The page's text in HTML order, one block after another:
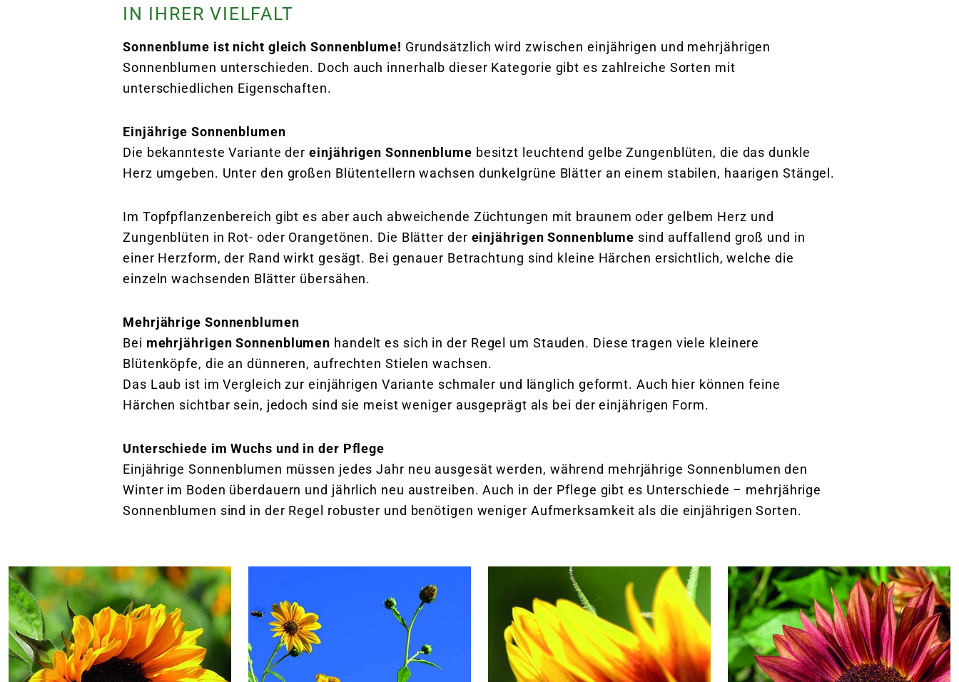
IN IHRER VIELFALT
Sonnenblume ist nicht gleich Sonnenblume! Grundsätzlich wird zwischen einjährigen und mehrjährigen
Sonnenblumen unterschieden. Doch auch innerhalb dieser Kategorie gibt es zahlreiche Sorten mit
unterschiedlichen Eigenschaften.
Einjährige Sonnenblumen
Die bekannteste Variante dereinjährigen Sonnenblume besitzt leuchtend gelbe Zungenblüten, die das dunkle
Herz umgeben. Unter den großen Blütentellern wachsen dunkelgrüne Blätter an einem stabilen, haarigen Stängel.
Im Topfpflanzenbereich gibt es aber auch abweichende Züchtungen mit braunem oder gelbem Herz und
Zungenblüten in Rot- oder Orangetönen. Die Blätter der einjährigen Sonnenblume sind auffallend groß und in
einer Herzform, der Rand wirkt gesägt. Bei genauer Betrachtung sind kleine Härchen ersichtlich, welche die
einzeln wachsenden Blätter übersähen.
Mehrjährige Sonnenblumen
Bei mehrjährigen Sonnenblumen handelt es sich in der Regel um Stauden. Diese tragen viele kleinere
Blütenköpfe, die an dünneren, aufrechten Stielen wachsen.
Das Laub ist im Vergleich zur einjährigen Variante schmaler und länglich geformt. Auch hier können feine
Härchen sichtbar sein, jedoch sind sie meist weniger ausgeprägt als bei der einjährigen Form.
Unterschiede im Wuchs und in der Pflege
Einjährige Sonnenblumen müssen jedes Jahr neu ausgesät werden, während mehrjährige Sonnenblumen den
Winter im Boden überdauern und jährlich neu austreiben. Auch in der Pflege gibt es Unterschiede – mehrjährige
Sonnenblumen sind in der Regel robuster und benötigen weniger Aufmerksamkeit als die einjährigen Sorten.